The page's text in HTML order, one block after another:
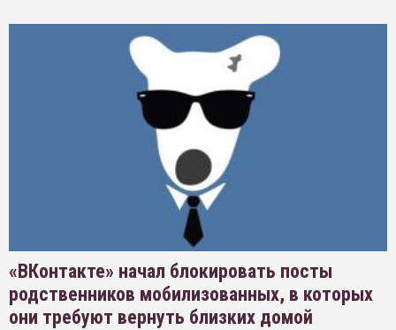
«ВКонтакте» начал блокировать посты
родственников мобилизованных, в которых
они требуют вернуть близких домой